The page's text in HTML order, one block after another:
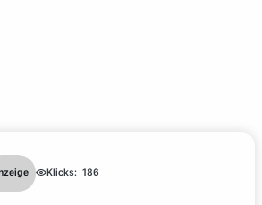
Klicks: 186